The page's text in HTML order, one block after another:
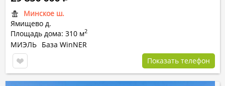
Минское ш.
Ямищево д.
Площадь дома: 310 м2
МИЭЛЬ База WinNER
Показать телефон